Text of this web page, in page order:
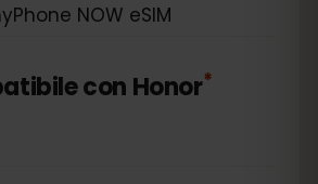
NOW eSIM
con Honor*